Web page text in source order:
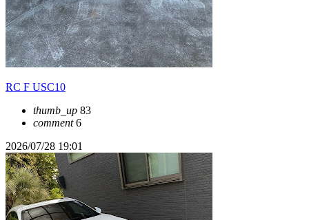
RC F USC10
thumb_up 83
comment6
2026/07/28 19:01